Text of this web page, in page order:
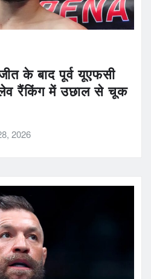
के बाद पूर्व यूएफसी
रैंकिंग में उछाल से चूक
2026